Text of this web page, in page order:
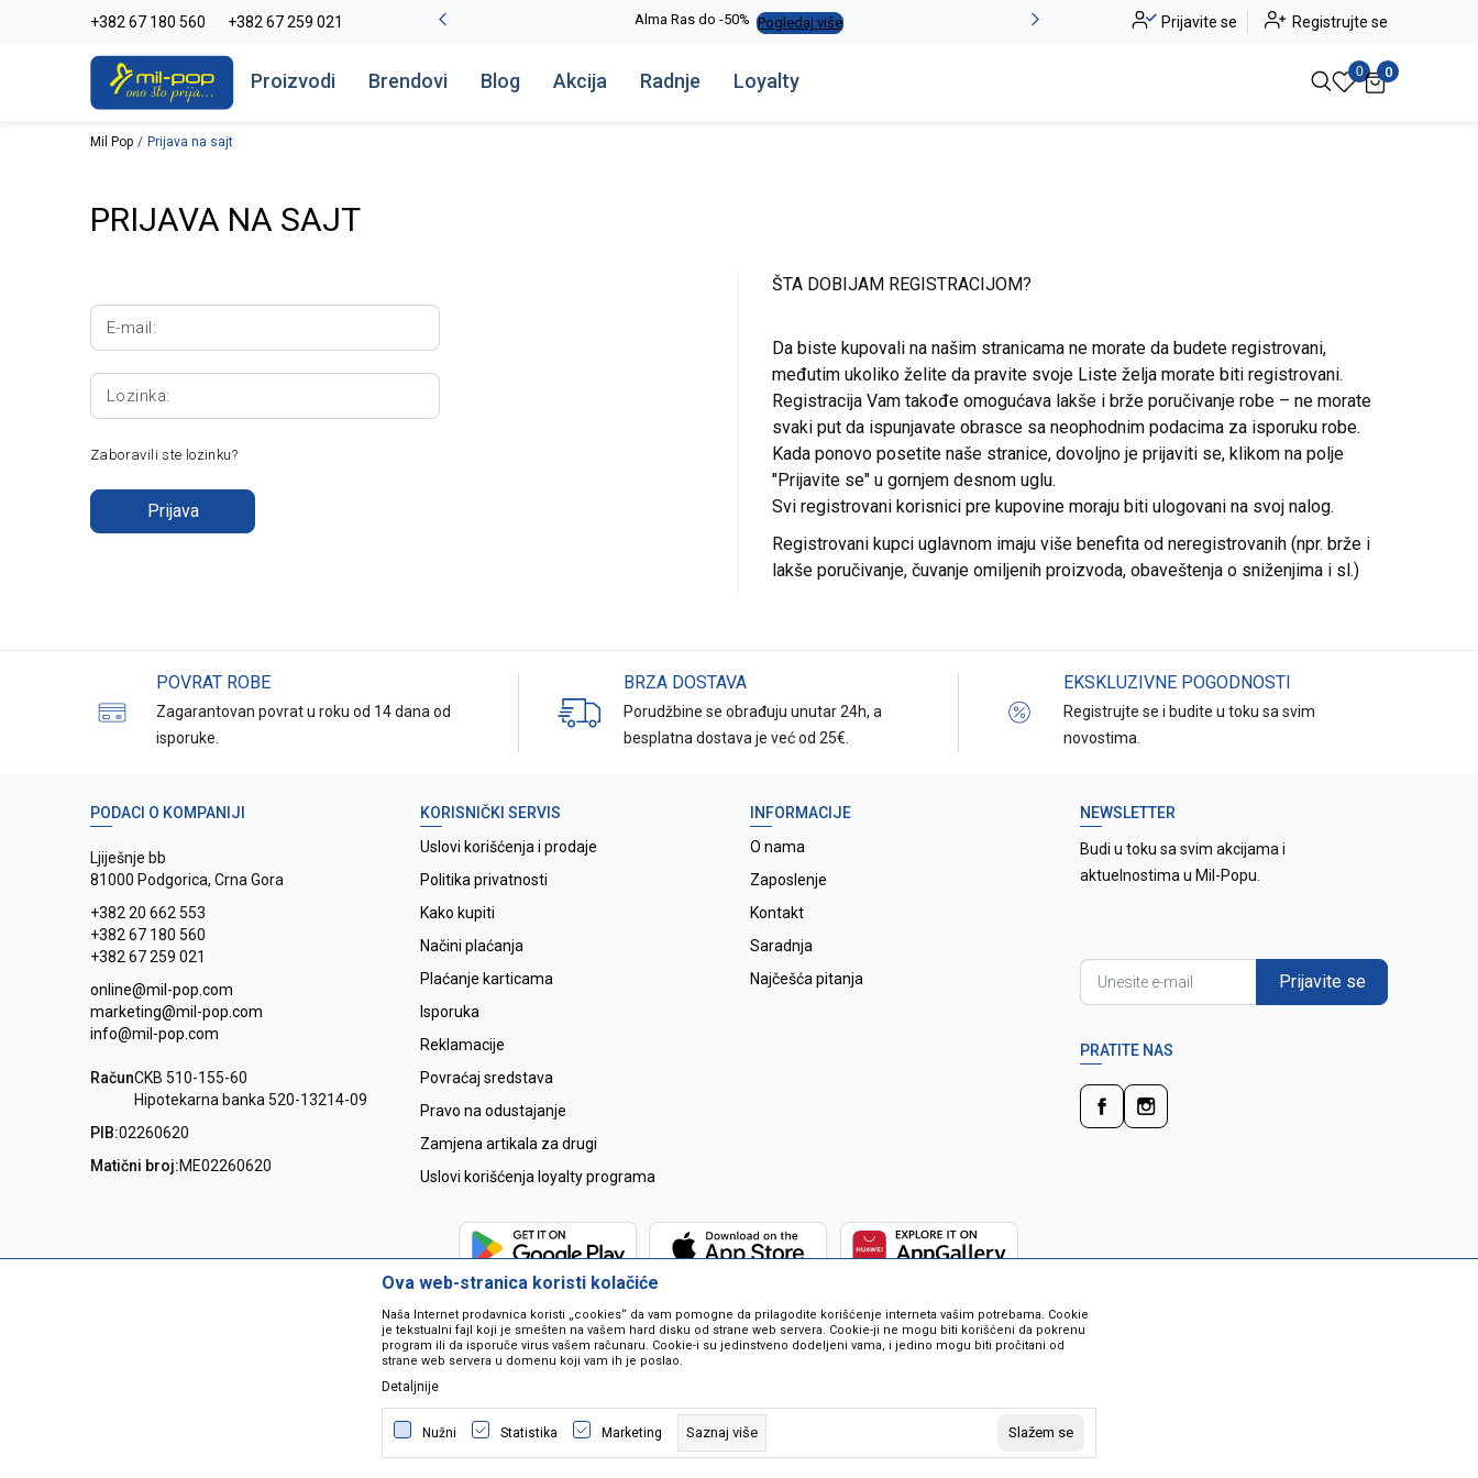
+382 67 180 560 +382 67 259 021
La Plage peškiri do -30% Pogledaj više Alma Ras do -50% Pogledaj više -20% na kompletan asortiman Pogledaj više
Prijavite se Registrujte se
Proizvodi Brendovi Blog Akcija Radnje Loyalty 0 0
Mil Pop Prijava na sajt
PRIJAVA NA SAJT
E-mail:
Lozinka:
Zaboravili ste lozinku?
Prijava
ŠTA DOBIJAM REGISTRACIJOM?
Da biste kupovali na našim stranicama ne morate da budete registrovani,
međutim ukoliko želite da pravite svoje Liste želja morate biti registrovani.
Registracija Vam takođe omogućava lakše i brže poručivanje robe – ne morate
svaki put da ispunjavate obrasce sa neophodnim podacima za isporuku robe.
Kada ponovo posetite naše stranice, dovoljno je prijaviti se, klikom na polje
"Prijavite se" u gornjem desnom uglu.
Svi registrovani korisnici pre kupovine moraju biti ulogovani na svoj nalog.
Registrovani kupci uglavnom imaju više benefita od neregistrovanih (npr. brže i
lakše poručivanje, čuvanje omiljenih proizvoda, obaveštenja o sniženjima i sl.)
POVRAT ROBE
Zagarantovan povrat u roku od 14 dana od
isporuke.
BRZA DOSTAVA
Porudžbine se obrađuju unutar 24h, a
besplatna dostava je već od 25€.
EKSKLUZIVNE POGODNOSTI
Registrujte se i budite u toku sa svim
novostima.
PODACI O KOMPANIJI
Ljiješnje bb
81000 Podgorica, Crna Gora
+382 20 662 553
+382 67 180 560
+382 67 259 021
online@mil-pop.com
marketing@mil-pop.com
info@mil-pop.com
RačunCKB 510-155-60
Hipotekarna banka 520-13214-09
PIB:02260620
Matični broj:ME02260620
KORISNIČKI SERVIS
Uslovi korišćenja i prodaje
Politika privatnosti
Kako kupiti
Načini plaćanja
Plaćanje karticama
Isporuka
Reklamacije
Povraćaj sredstava
Pravo na odustajanje
Zamjena artikala za drugi
Uslovi korišćenja loyalty programa
INFORMACIJE
O nama
Zaposlenje
Kontakt
Saradnja
Najčešća pitanja
NEWSLETTER
Budi u toku sa svim akcijama i
aktuelnostima u Mil-Popu.
Prijavite se
PRATITE NAS
Nastojimo da budemo što precizniji u opisu proizvoda, prikazu slika i samih cijena ali ne možemo garantovati da su sve informacije kompletne i bez
grešaka. Svi artikli na sajtu su dio naše ponude i ne podrazumjeva se da su dostupni u svakom trenutku. Raspoloživost robe možete provjeriti besplatnim
pozivom na broj 067259021.
©2026www.mil-pop.com, IzradaNB SOFT. Sva prava zadržana.
Ova web-stranica koristi kolačiće
Naša Internet prodavnica koristi „cookies“ da vam pomogne da prilagodite korišćenje interneta vašim potrebama. Cookie
je tekstualni fajl koji je smešten na vašem hard disku od strane web servera. Cookie-ji ne mogu biti korišćeni da pokrenu
program ili da isporuče virus vašem računaru. Cookie-i su jedinstveno dodeljeni vama, i jedino mogu biti pročitani od
strane web servera u domenu koji vam ih je poslao.
Detaljnije
Nužni Statistika Marketing Saznaj više Slažem se